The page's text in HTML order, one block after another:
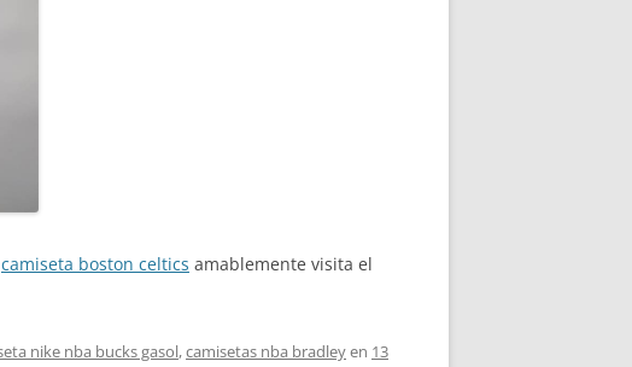
camiseta boston celtics amablemente visita el
nike nba bucks gasol,camisetas nba bradleyen 13